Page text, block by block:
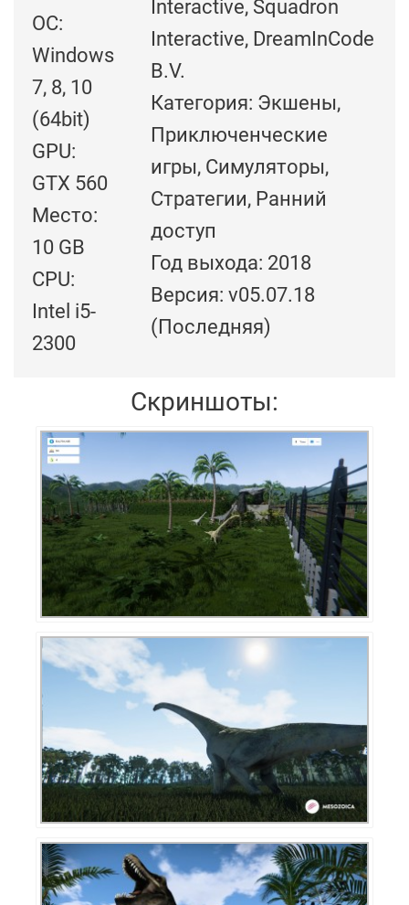
ОС:
Windows
7, 8, 10
(64bit)
GPU:
GTX 560
Место:
10 GB
CPU:
Intel i5-
2300
Interactive, Squadron
Interactive, DreamInCode
B.V.
Категория: Экшены,
Приключенческие
игры, Симуляторы,
Стратегии, Ранний
доступ
Год выхода: 2018
Версия: v05.07.18
(Последняя)
Скриншоты: